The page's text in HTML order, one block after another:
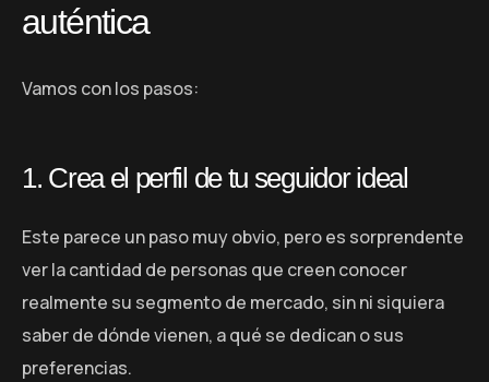
auténtica
Vamos con los pasos:
1. Crea el perfil de tu seguidor ideal
Este parece un paso muy obvio, pero es sorprendente
ver la cantidad de personas que creen conocer
realmente su segmento de mercado, sin ni siquiera
saber de dónde vienen, a qué se dedican o sus
preferencias.